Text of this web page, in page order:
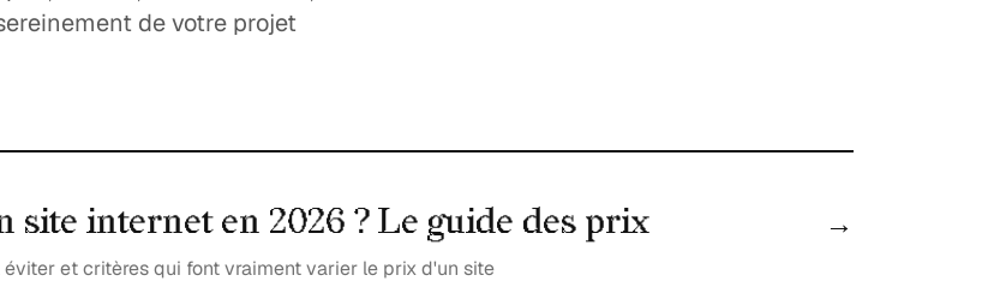
de votre projet
site internet en 2026 ? Le guide des prix
et critères qui font vraiment varier le prix d'un site
→